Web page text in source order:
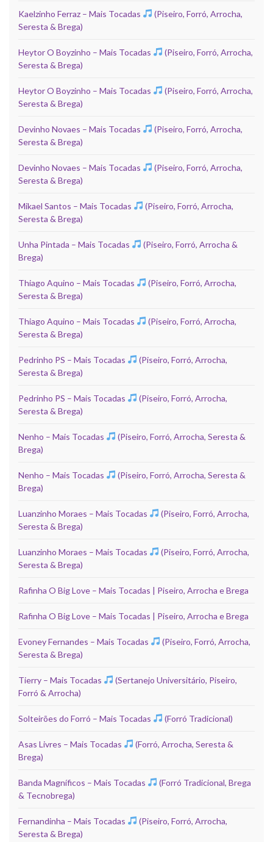
Kaelzinho Ferraz – Mais Tocadas
(Piseiro, Forró, Arrocha,
Seresta & Brega)
Heytor O Boyzinho – Mais Tocadas
(Piseiro, Forró, Arrocha,
Seresta & Brega)
Heytor O Boyzinho – Mais Tocadas
(Piseiro, Forró, Arrocha,
Seresta & Brega)
Devinho Novaes – Mais Tocadas
(Piseiro, Forró, Arrocha,
Seresta & Brega)
Devinho Novaes – Mais Tocadas
(Piseiro, Forró, Arrocha,
Seresta & Brega)
Mikael Santos – Mais Tocadas
(Piseiro, Forró, Arrocha,
Seresta & Brega)
Unha Pintada – Mais Tocadas
(Piseiro, Forró, Arrocha &
Brega)
Thiago Aquino – Mais Tocadas
(Piseiro, Forró, Arrocha,
Seresta & Brega)
Thiago Aquino – Mais Tocadas
(Piseiro, Forró, Arrocha,
Seresta & Brega)
Pedrinho PS – Mais Tocadas
(Piseiro, Forró, Arrocha,
Seresta & Brega)
Pedrinho PS – Mais Tocadas
(Piseiro, Forró, Arrocha,
Seresta & Brega)
Nenho – Mais Tocadas
(Piseiro, Forró, Arrocha, Seresta &
Brega)
Nenho – Mais Tocadas
(Piseiro, Forró, Arrocha, Seresta &
Brega)
Luanzinho Moraes – Mais Tocadas
(Piseiro, Forró, Arrocha,
Seresta & Brega)
Luanzinho Moraes – Mais Tocadas
(Piseiro, Forró, Arrocha,
Seresta & Brega)
Rafinha O Big Love – Mais Tocadas | Piseiro, Arrocha e Brega
Rafinha O Big Love – Mais Tocadas | Piseiro, Arrocha e Brega
Evoney Fernandes – Mais Tocadas
(Piseiro, Forró, Arrocha,
Seresta & Brega)
Tierry – Mais Tocadas
(Sertanejo Universitário, Piseiro,
Forró & Arrocha)
Solteirões do Forró – Mais Tocadas (Forró Tradicional)
Asas Livres – Mais Tocadas
(Forró, Arrocha, Seresta &
Brega)
Banda Magníficos – Mais Tocadas
(Forró Tradicional, Brega
& Tecnobrega)
Fernandinha – Mais Tocadas
(Piseiro, Forró, Arrocha,
Seresta & Brega)